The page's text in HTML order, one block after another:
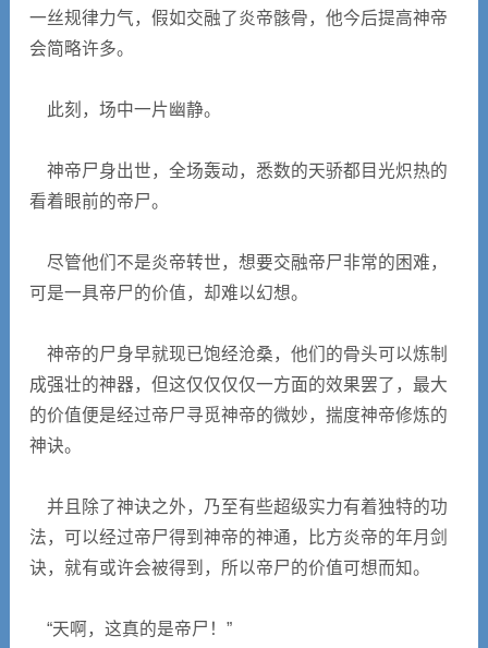
一丝规律力气，假如交融了炎帝骸骨，他今后提高神帝
会简略许多。
此刻，场中一片幽静。
神帝尸身出世，全场轰动，悉数的天骄都目光炽热的
看着眼前的帝尸。
尽管他们不是炎帝转世，想要交融帝尸非常的困难，
可是一具帝尸的价值，却难以幻想。
神帝的尸身早就现已饱经沧桑，他们的骨头可以炼制
成强壮的神器，但这仅仅仅仅一方面的效果罢了，最大
的价值便是经过帝尸寻觅神帝的微妙，揣度神帝修炼的
神诀。
并且除了神诀之外，乃至有些超级实力有着独特的功
法，可以经过帝尸得到神帝的神通，比方炎帝的年月剑
诀，就有或许会被得到，所以帝尸的价值可想而知。
“天啊，这真的是帝尸！”